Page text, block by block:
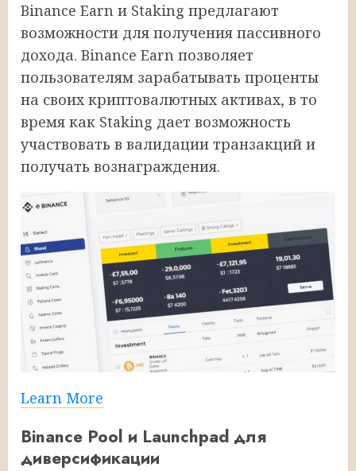
Binance Earn и Staking предлагают
возможности для получения пассивного
дохода. Binance Earn позволяет
пользователям зарабатывать проценты
на своих криптовалютных активах, в то
время как Staking дает возможность
участвовать в валидации транзакций и
получать вознаграждения.
Learn More
Binance Pool и Launchpad для
диверсификации